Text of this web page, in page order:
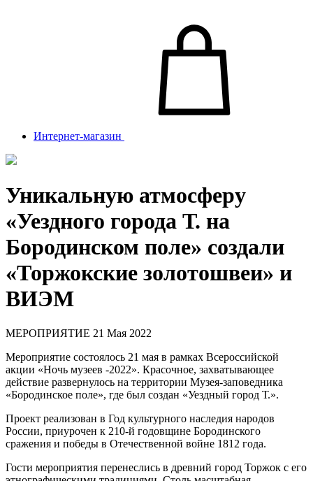
Интернет-магазин
Уникальную атмосферу
«Уездного города Т. на
Бородинском поле» создали
«Торжокские золотошвеи» и
ВИЭМ
МЕРОПРИЯТИЕ 21 Мая 2022
Мероприятие состоялось 21 мая в рамках Всероссийской
акции «Ночь музеев -2022». Красочное, захватывающее
действие развернулось на территории Музея-заповедника
«Бородинское поле», где был создан «Уездный город Т.».
Проект реализован в Год культурного наследия народов
России, приурочен к 210-й годовщине Бородинского
сражения и победы в Отечественной войне 1812 года.
Гости мероприятия перенеслись в древний город Торжок с его